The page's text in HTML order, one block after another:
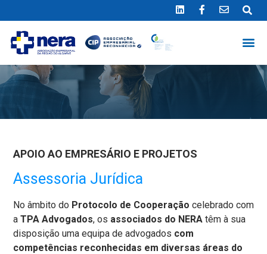
APOIO AO EMPRESÁRIO E PROJETOS
Assessoria Jurídica
No âmbito do Protocolo de Cooperação celebrado com
a TPA Advogados, os associados do NERA têm à sua
disposição uma equipa de advogados com
competências reconhecidas em diversas áreas do